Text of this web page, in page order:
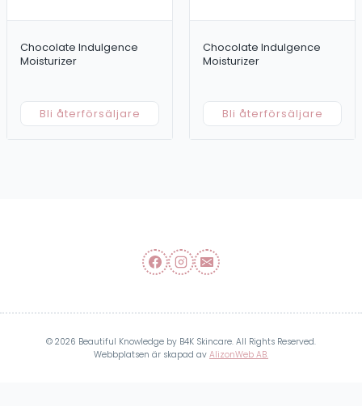
Chocolate Indulgence
Moisturizer
Bli återförsäljare
Chocolate Indulgence
Moisturizer
Bli återförsäljare
© 2026 Beautiful Knowledge by B4K Skincare. All Rights Reserved.
Webbplatsen är skapad av AlizonWeb AB.